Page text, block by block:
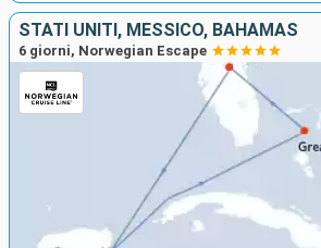
STATI UNITI, MESSICO, BAHAMAS
6 giorni, Norwegian Escape